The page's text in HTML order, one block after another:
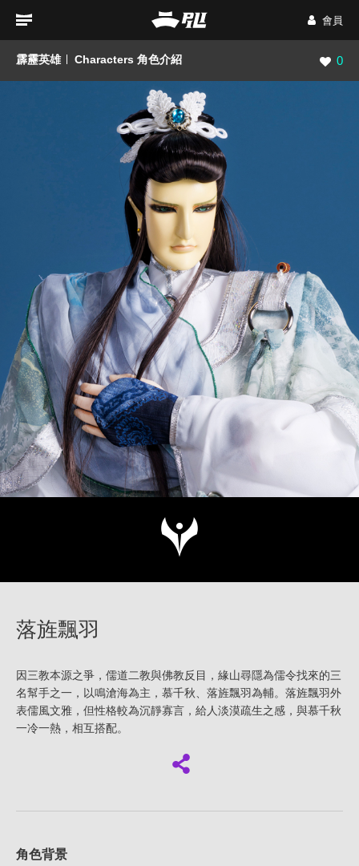
會員
霹靂英雄 Characters 角色介紹 瀏覽
0
落旌飄羽
因三教本源之爭，儒道二教與佛教反目，緣山尋隱為儒令找來的三
名幫手之一，以鳴滄海為主，慕千秋、落旌飄羽為輔。落旌飄羽外
表儒風文雅，但性格較為沉靜寡言，給人淡漠疏生之感，與慕千秋
一冷一熱，相互搭配。
角色背景